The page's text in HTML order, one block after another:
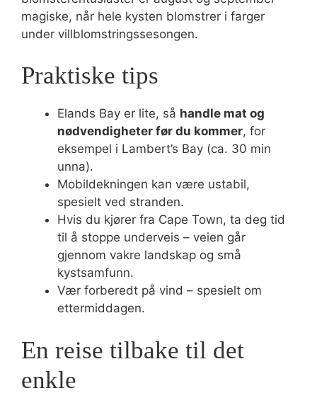
magiske, når hele kysten blomstrer i farger
under villblomstringssesongen.
Praktiske tips
Elands Bay er lite, så handle mat og
nødvendigheter før du kommer, for
eksempel i Lambert’s Bay (ca. 30 min
unna).
Mobildekningen kan være ustabil,
spesielt ved stranden.
Hvis du kjører fra Cape Town, ta deg tid
til å stoppe underveis – veien går
gjennom vakre landskap og små
kystsamfunn.
Vær forberedt på vind – spesielt om
ettermiddagen.
En reise tilbake til det
enkle